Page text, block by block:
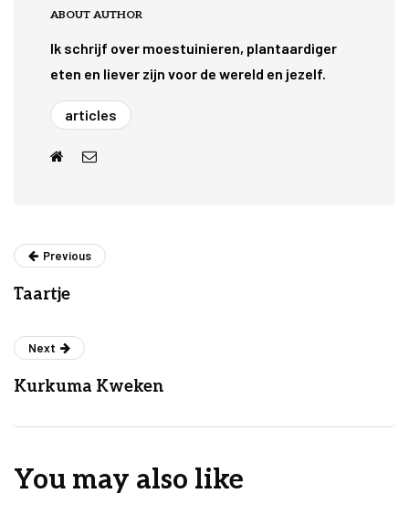
ABOUT AUTHOR
Ik schrijf over moestuinieren, plantaardiger
eten en liever zijn voor de wereld en jezelf.
articles
Previous
Taartje
Next
Kurkuma Kweken
You may also like